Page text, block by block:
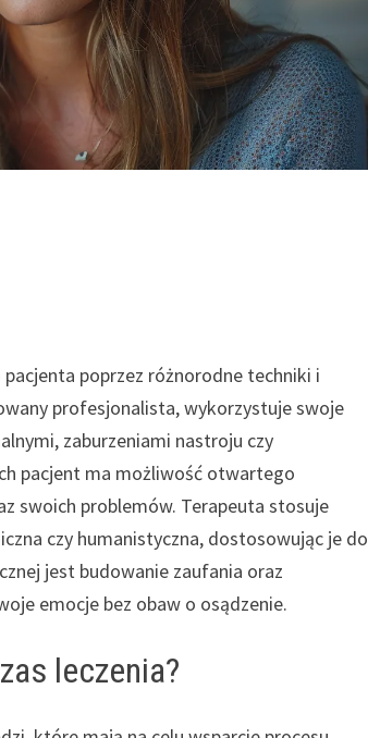
poprzez różnorodne techniki i
profesjonalista, wykorzystuje swoje
zaburzeniami nastroju czy
pacjent ma możliwość otwartego
swoich problemów. Terapeuta stosuje
czy humanistyczna, dostosowując je do
jest budowanie zaufania oraz
emocje bez obaw o osądzenie.
leczenia?